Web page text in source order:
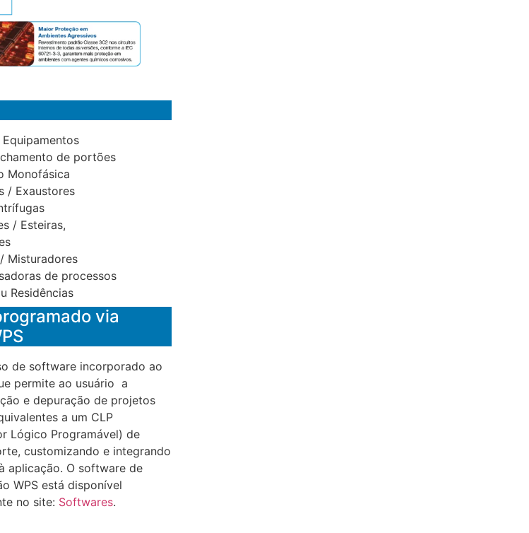
Equipamentos
de portões
Monofásica
/ Exaustores
/ Esteiras,
Misturadores
de processos
Residências
via
de software incorporado ao
permite ao usuário a
e depuração de projetos
a um CLP
Lógico Programável) de
customizando e integrando
aplicação. O software de
WPS está disponível
no site: Softwares.